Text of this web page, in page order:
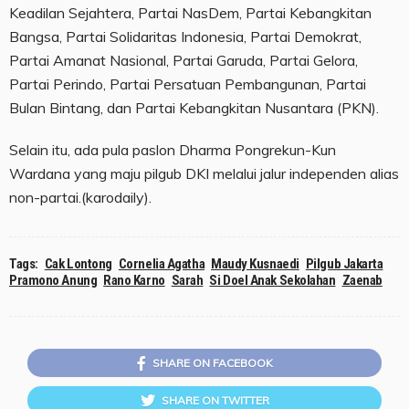
Keadilan Sejahtera, Partai NasDem, Partai Kebangkitan
Bangsa, Partai Solidaritas Indonesia, Partai Demokrat,
Partai Amanat Nasional, Partai Garuda, Partai Gelora,
Partai Perindo, Partai Persatuan Pembangunan, Partai
Bulan Bintang, dan Partai Kebangkitan Nusantara (PKN).
Selain itu, ada pula paslon Dharma Pongrekun-Kun
Wardana yang maju pilgub DKI melalui jalur independen alias
non-partai.(karodaily).
Tags: Cak Lontong Cornelia Agatha Maudy Kusnaedi Pilgub Jakarta
Pramono Anung Rano Karno Sarah Si Doel Anak Sekolahan Zaenab
SHARE ON FACEBOOK
SHARE ON TWITTER